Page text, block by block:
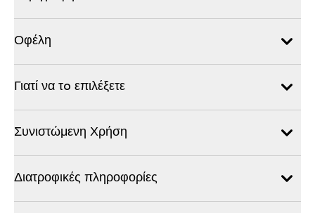
Οφέλη
Γιατί να τo επιλέξετε
Συνιστώμενη Χρήση
Διατροφικές πληροφορίες